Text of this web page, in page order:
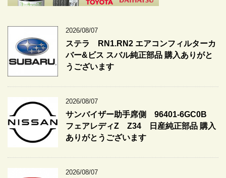
2026/08/07
ステラ RN1.RN2 エアコンフィルターカ
バー&ビス スバル純正部品 購入ありがと
うございます
2026/08/07
サンバイザー助手席側 96401-6GC0B
フェアレディZ Z34 日産純正部品 購入
ありがとうございます
2026/08/07